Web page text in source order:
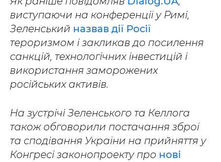
виступаючи на конференції у Римі,
Зеленський назвав дії Росії
тероризмом і закликав до посилення
санкцій, технологічних інвестицій і
використання заморожених
російських активів.
На зустрічі Зеленського та Келлога
також обговорили постачання зброї
та сподівання України на прийняття у
Конгресі законопроекту про нові